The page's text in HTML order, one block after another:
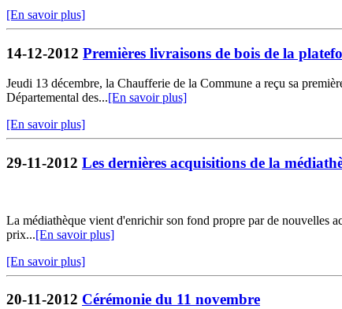
[En savoir plus]
14-12-2012 Premières livraisons de bois de la
Jeudi 13 décembre, la Chaufferie de la Commune a reçu sa
Départemental des...[En savoir plus]
[En savoir plus]
29-11-2012 Les dernières acquisitions de la
La médiathèque vient d'enrichir son fond propre par de
prix...[En savoir plus]
[En savoir plus]
20-11-2012 Cérémonie du 11 novembre